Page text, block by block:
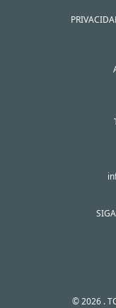
© 2026 .